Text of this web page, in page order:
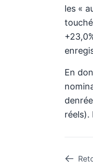
les «
En
réels).